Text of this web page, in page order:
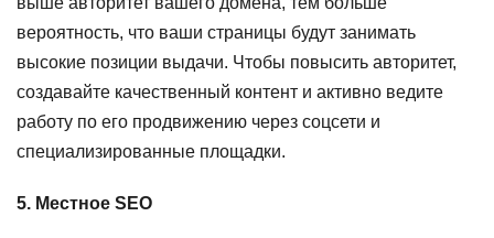
вероятность, что ваши страницы будут занимать
высокие позиции выдачи. Чтобы повысить авторитет,
создавайте качественный контент и активно ведите
работу по его продвижению через соцсети и
специализированные площадки.
5. Местное SEO